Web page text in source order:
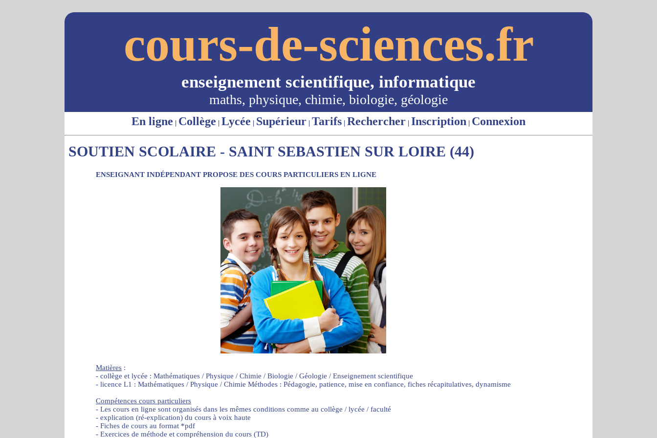
cours-de-sciences.fr
enseignement scientifique, informatique
maths, physique, chimie, biologie, géologie
En ligne | Collège | Lycée | Supérieur | Tarifs | Rechercher | Inscription | Connexion
SOUTIEN SCOLAIRE - SAINT SEBASTIEN SUR LOIRE (44)
ENSEIGNANT INDÉPENDANT PROPOSE DES COURS PARTICULIERS EN LIGNE
Matières :
- collège et lycée : Mathématiques / Physique / Chimie / Biologie / Géologie / Enseignement scientifique
- licence L1 : Mathématiques / Physique / Chimie Méthodes : Pédagogie, patience, mise en confiance, fiches récapitulatives, dynamisme
Compétences cours particuliers
- Les cours en ligne sont organisés dans les mêmes conditions comme au collège / lycée / faculté
- explication (ré-explication) du cours à voix haute
- Fiches de cours au format *pdf
- Exercices de méthode et compréhension du cours (TD)